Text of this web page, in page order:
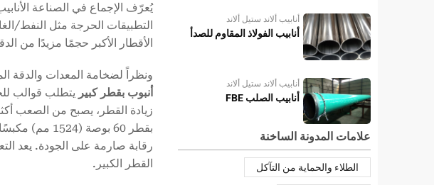
أنابيب ألاند ستيل ألاند
أنابيب الفولاذ المقاوم للصدأ
أنابيب ألاند ستيل ألاند
أنابيب الصلب FBE
علامات المدونة الساخنة
الطلاء والحماية من التآكل
الأقطار الأكبر حجمًا مزيدًا من
ونظراً لضخامة المعدات والدقة
أنبوب بقطر كبير يتطلب قوالب
زيادة القطر، يصبح من الصعب
بقطر 60
رقابة صارمة على الجودة. يعد
القطر الكبير.